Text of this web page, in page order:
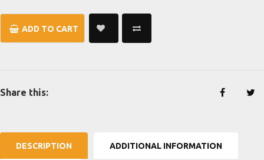
Canastas
quantity
ADD TO CART
Share this:
DESCRIPTION ADDITIONAL INFORMATION